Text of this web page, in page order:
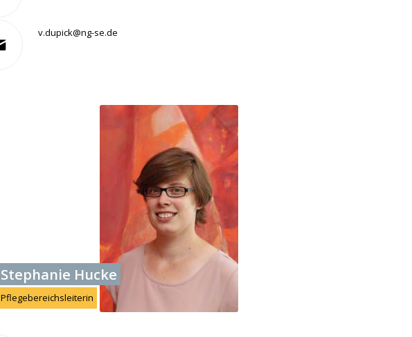
v.dupick@ng-se.de
Stephanie Hucke
Pflegebereichsleiterin